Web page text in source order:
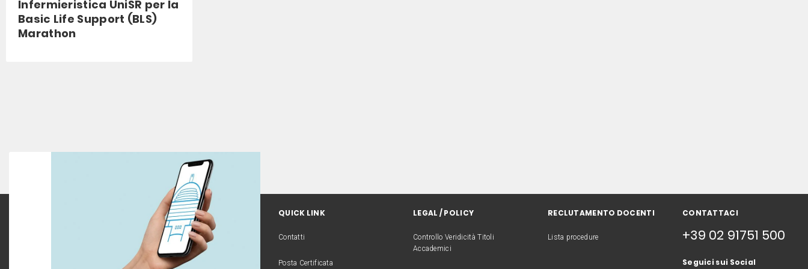
Infermieristica UniSR per la
Basic Life Support (BLS)
Marathon
QUICK LINK
Contatti
Posta Certificata
LEGAL / POLICY
Controllo Veridicità Titoli
Accademici
RECLUTAMENTO DOCENTI
Lista procedure
CONTATTACI
+39 02 91751 500
Seguici sui Social